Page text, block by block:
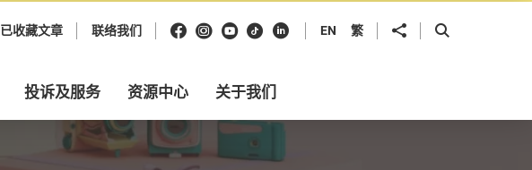
已收藏文章 联络我们 Facebook
Instagram
Youtube
抖音领英 EN 繁 分享到 开启搜寻框
投诉及服务 资源中心 关于我们